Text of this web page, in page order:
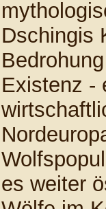
Dschingis
Existenz -
es weiter